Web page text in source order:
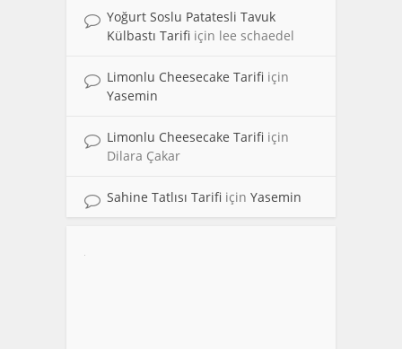
Yoğurt Soslu Patatesli Tavuk
Külbastı Tarifi için lee schaedel
Limonlu Cheesecake Tarifi için
Yasemin
Limonlu Cheesecake Tarifi için
Dilara Çakar
Sahine Tatlısı Tarifi için Yasemin